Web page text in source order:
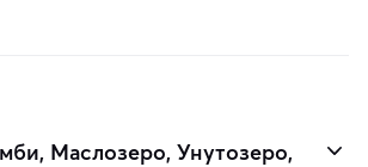
Маслозеро, Унутозеро,